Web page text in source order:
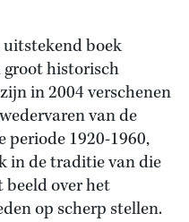
uitstekend boek
groot historisch
in 2004 verschenen
van de
periode 1920-1960,
in de traditie van die
beeld over het
op scherp stellen.